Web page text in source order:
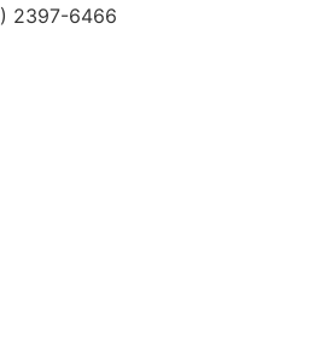
2397-6466